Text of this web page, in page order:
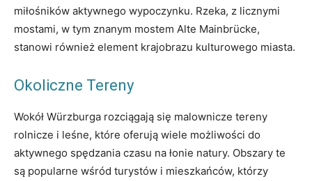
miłośników aktywnego wypoczynku. Rzeka, z licznymi
mostami, w tym znanym mostem Alte Mainbrücke,
stanowi również element krajobrazu kulturowego miasta.
Okoliczne Tereny
Wokół Würzburga rozciągają się malownicze tereny
rolnicze i leśne, które oferują wiele możliwości do
aktywnego spędzania czasu na łonie natury. Obszary te
są popularne wśród turystów i mieszkańców, którzy